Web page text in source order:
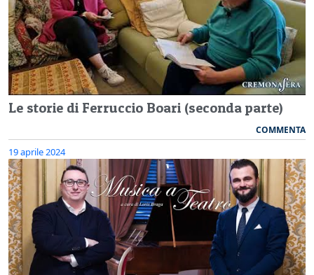
Le storie di Ferruccio Boari (seconda parte)
COMMENTA
19 aprile 2024